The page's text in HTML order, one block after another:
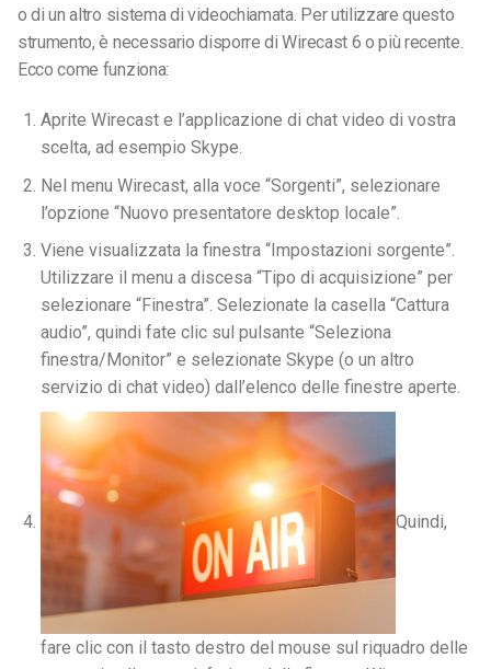
o di un altro sistema di videochiamata. Per utilizzare questo
strumento, è necessario disporre di Wirecast 6 o più recente.
Ecco come funziona:
Aprite Wirecast e l’applicazione di chat video di vostra
scelta, ad esempio Skype.
Nel menu Wirecast, alla voce “Sorgenti”, selezionare
l’opzione “Nuovo presentatore desktop locale”.
Viene visualizzata la finestra “Impostazioni sorgente”.
Utilizzare il menu a discesa “Tipo di acquisizione” per
selezionare “Finestra”. Selezionate la casella “Cattura
audio”, quindi fate clic sul pulsante “Seleziona
finestra/Monitor” e selezionate Skype (o un altro
servizio di chat video) dall’elenco delle finestre aperte.
Quindi,
fare clic con il tasto destro del mouse sul riquadro delle